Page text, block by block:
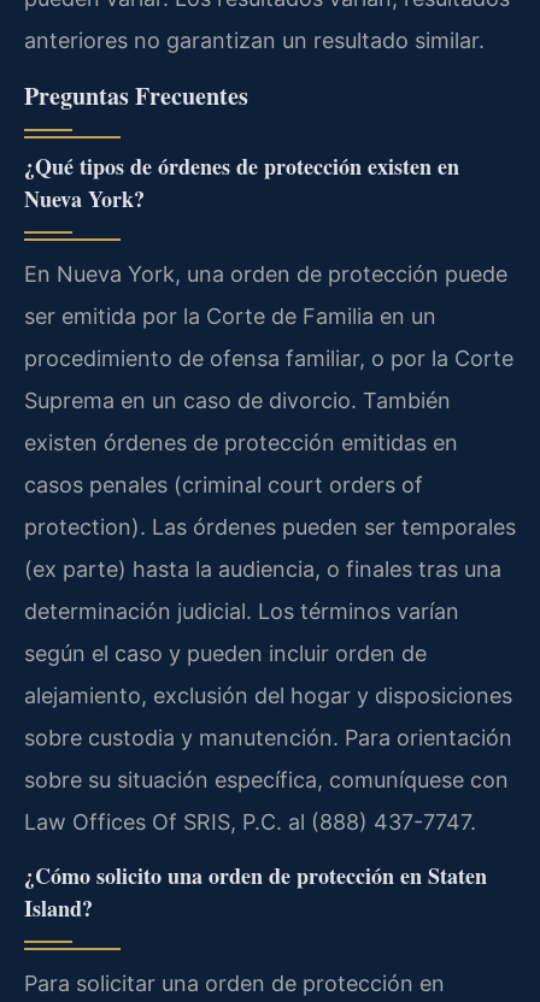
anteriores no garantizan un resultado similar.
Preguntas Frecuentes
¿Qué tipos de órdenes de protección existen en
Nueva York?
En Nueva York, una orden de protección puede
ser emitida por la Corte de Familia en un
procedimiento de ofensa familiar, o por la Corte
Suprema en un caso de divorcio. También
existen órdenes de protección emitidas en
casos penales (criminal court orders of
protection). Las órdenes pueden ser temporales
(ex parte) hasta la audiencia, o finales tras una
determinación judicial. Los términos varían
según el caso y pueden incluir orden de
alejamiento, exclusión del hogar y disposiciones
sobre custodia y manutención. Para orientación
sobre su situación específica, comuníquese con
Law Offices Of SRIS, P.C. al (888) 437-7747.
¿Cómo solicito una orden de protección en Staten
Island?
Para solicitar una orden de protección en